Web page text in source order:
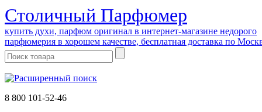
Cтоличный Парфюмер
купить духи, парфюм оригинал в интернет-магазине недорого
парфюмерия в хорошем качестве, бесплатная доставка по
8 800 101-52-46